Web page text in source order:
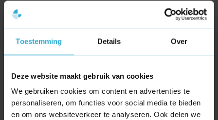
Toestemming Details Over
Deze website maakt gebruik van cookies
We gebruiken cookies om content en advertenties te
personaliseren, om functies voor social media te bieden
en om ons websiteverkeer te analyseren. Ook delen we
Vrijwel alle scraper websites maken zich schuldig aan een
Google treden hier tegenwoordig genadeloos tegen op.
sites worden om die reden zwaar gestraft met een penalty
ze geen enkele toegevoegde waarde leveren aan de
internetgebruiker.